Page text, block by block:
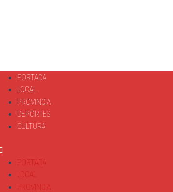
PORTADA
LOCAL
PROVINCIA
DEPORTES
CULTURA
PORTADA
LOCAL
PROVINCIA